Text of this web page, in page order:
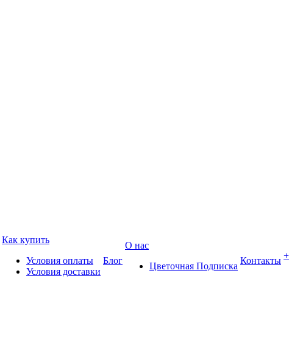
Как купить
Условия оплаты
Условия доставки
Блог
О нас
Цветочная Подписка
Контакты